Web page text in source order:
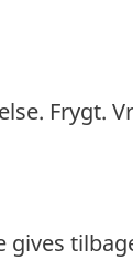
Frygt.
gives